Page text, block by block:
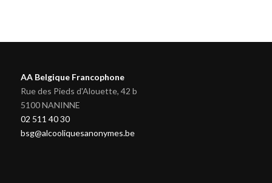
AA Belgique Francophone
Rue des Pieds d'Alouette, 42 b
5100 NANINNE
02 511 40 30
bsg@alcooliquesanonymes.be